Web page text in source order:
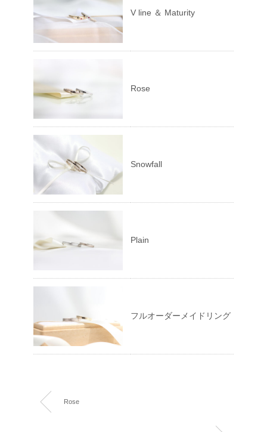
V line ＆ Maturity
Rose
Snowfall
Plain
フルオーダーメイドリング
Rose